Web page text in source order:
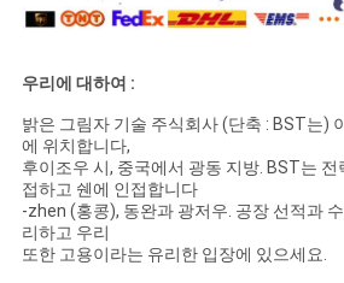
우리에 대하여 :
밝은 그림자 기술 주식회사 (단축 : BST는)
에 위치합니다,
후이조우 시, 중국에서 광동 지방. BST는
접하고 쉔에 인접합니다
-zhen (홍콩), 동완과 광저우. 공장 선적과
리하고 우리
또한 고용이라는 유리한 입장에 있으세요.